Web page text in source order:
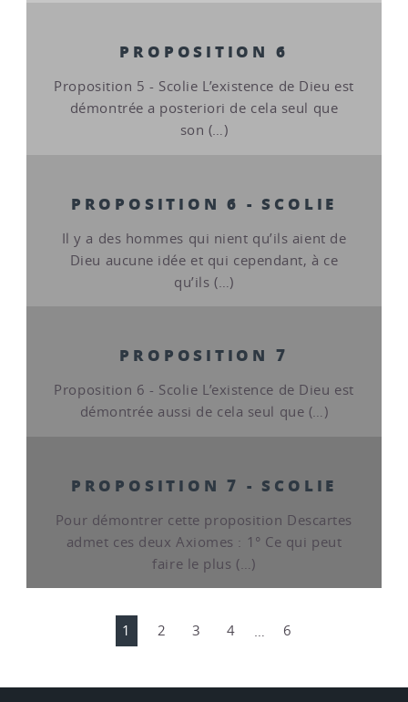
PROPOSITION 6
Proposition 5 - Scolie L’existence de Dieu est
démontrée a posteriori de cela seul que
son (…)
PROPOSITION 6 - SCOLIE
Il y a des hommes qui nient qu’ils aient de
Dieu aucune idée et qui cependant, à ce
qu’ils (…)
PROPOSITION 7
Proposition 6 - Scolie L’existence de Dieu est
démontrée aussi de cela seul que (…)
PROPOSITION 7 - SCOLIE
Pour démontrer cette proposition Descartes
admet ces deux Axiomes : 1° Ce qui peut
faire le plus (…)
1 2 3 4 6